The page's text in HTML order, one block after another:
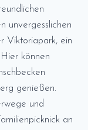
unvergesslichen
Viktoriapark, ein
können
genießen.
und
an